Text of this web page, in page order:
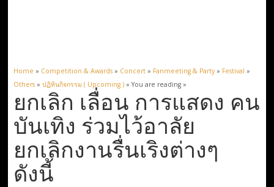
Home » Competition & Awards» Concert» Fanmeeting & Party» Festival »
Others» ปฏิทินกิจกรรม ( Upcoming )» You are reading »
ยกเลิก เลื่อน การแสดง คน
บันเทิง ร่วมไว้อาลัย
ยกเลิกงานรื่นเริงต่างๆ
ดังนี้